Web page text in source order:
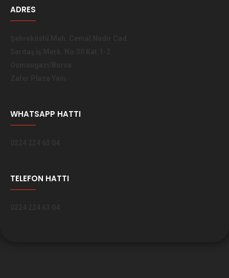
ADRES
WHATSAPP HATTI
TELEFON HATTI